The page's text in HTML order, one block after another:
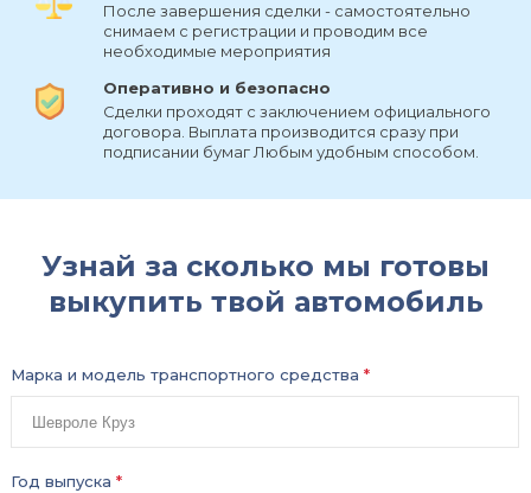
После завершения сделки - самостоятельно
снимаем с регистрации и проводим все
необходимые мероприятия
Оперативно и безопасно
Сделки проходят с заключением официального
договора. Выплата производится сразу при
подписании бумаг Любым удобным способом.
Узнай за сколько мы готовы
выкупить твой автомобиль
Марка и модель транспортного средства *
Год выпуска *